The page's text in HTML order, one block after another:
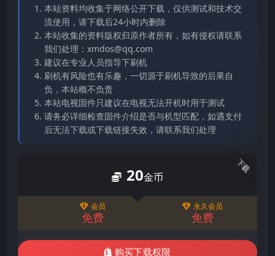
本站资料均收集于网络公开下载，仅供测试和技术交
流使用，请下载后24小时内删除
本站收集的资料版权归原作者所有，如有侵权请联系
我们处理：xmdos@qq.com
建议在专业人员指导下刷机
刷机有风险也有乐趣，一切源于刷机导致的后果自
负，本站概不负责
本站电视固件只建议在电视无法开机时用于测试
请务必详细检查固件介绍是否与机型匹配，如遇支付
后无法下载或下载链接失效，请联系我们处理
下载
20金币
会员
免费
永久会员
免费
购买下载权限